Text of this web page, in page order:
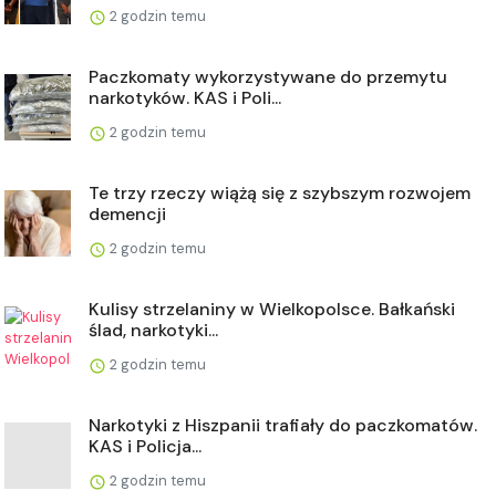
2 godzin temu
Paczkomaty wykorzystywane do przemytu
narkotyków. KAS i Poli...
2 godzin temu
Te trzy rzeczy wiążą się z szybszym rozwojem
demencji
2 godzin temu
Kulisy strzelaniny w Wielkopolsce. Bałkański
ślad, narkotyki...
2 godzin temu
Narkotyki z Hiszpanii trafiały do paczkomatów.
KAS i Policja...
2 godzin temu